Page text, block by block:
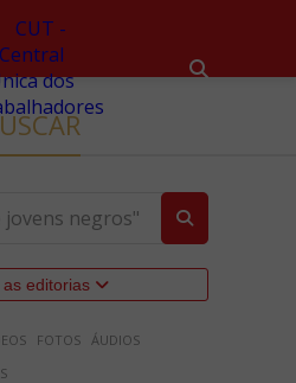
as editorias
FOTOS ÁUDIOS